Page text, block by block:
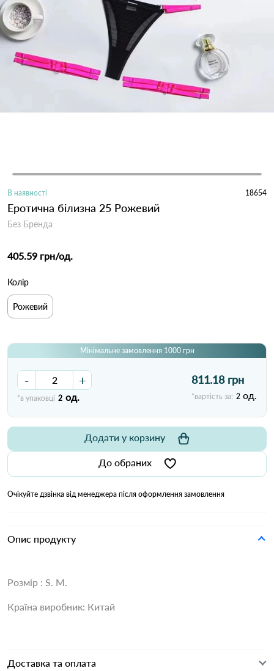
В наявності 18654
Еротична білизна 25 Рожевий
Без Бренда
405.59 грн/од.
Колір
Рожевий
Мінімальне замовлення 1000 грн
- +
*в упаковці 2 од.
811.18 грн
*вартість за: 2 од.
До обраних
Додати у корзину
Очікуйте дзвінка від менеджера після оформлення замовлення
Опис продукту
Розмір : S. M.
Країна виробник: Китай
Доставка та оплата